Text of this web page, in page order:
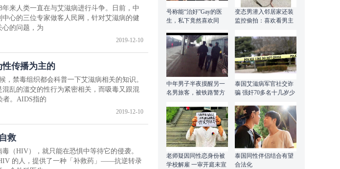
来人类一直在与艾滋病进行斗争。日前，中
心的三位专家做客人民网，针对艾滋病的健
心的问题，为
2019-12-10
传播为主的
，禁毒组织都会科普一下艾滋病相关的知识。
乱的滥交的性行为紧密相关，而吸毒又跟混
者。AIDS指的
2019-12-10
救
（HIV），就只能在恐惧中等待它的侵袭。
的人，提供了一种「补救药」——抗逆转录
号称能“治好”Gay的医
生，私下竟然喜欢同
变态男潜入邻居家还装
监控偷拍：喜欢看男主
中年男子半夜摸醒另一
名男旅客，被铁路警方
泰国艾滋病军官社交诈
骗 强奸70多名十几岁少
老师疑因同性恋身份被
学校解雇 一审开庭未宣
泰国同性伴侣结合有望
合法化